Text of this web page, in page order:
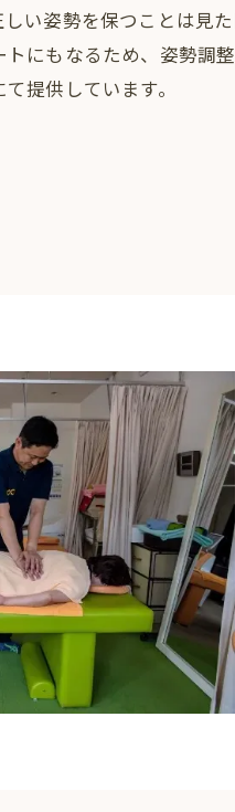
い姿勢を保つことは見
にもなるため、姿勢調
提供しています。